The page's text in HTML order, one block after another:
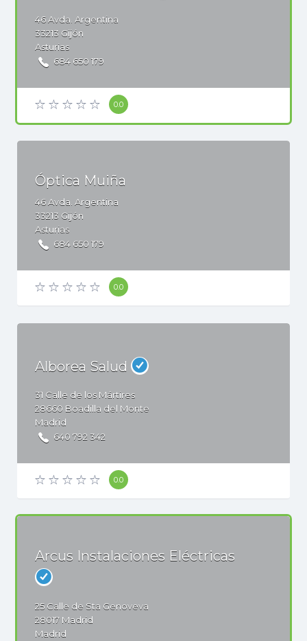
46 Avda. Argentina
33213 Gijón
Asturias
684 650 179
0.0
Óptica Muiña
46 Avda. Argentina
33213 Gijón
Asturias
684 650 179
0.0
Alborea Salud
31 Calle de los Mártires
28660 Boadilla del Monte
Madrid
640 792 342
0.0
Arcus Instalaciones Eléctricas
25 Calle de Sta Genoveva
28017 Madrid
Madrid